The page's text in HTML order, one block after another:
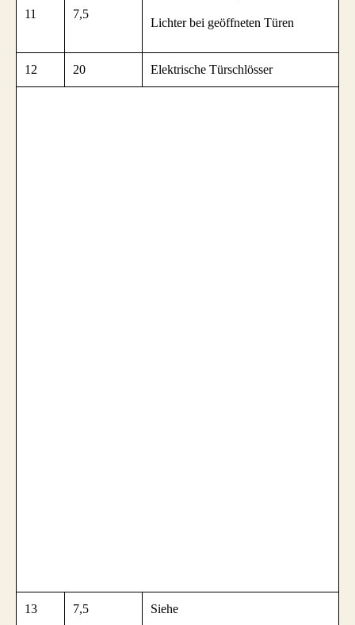
11 7,5
Lichter bei geöffneten Türen
12 20 Elektrische Türschlösser
13 7,5 Siehe